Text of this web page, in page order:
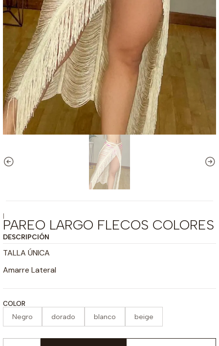
|
PAREO LARGO FLECOS COLORES
DESCRIPCIÓN
TALLA ÚNICA
Amarre Lateral
COLOR
Negro dorado blanco beige